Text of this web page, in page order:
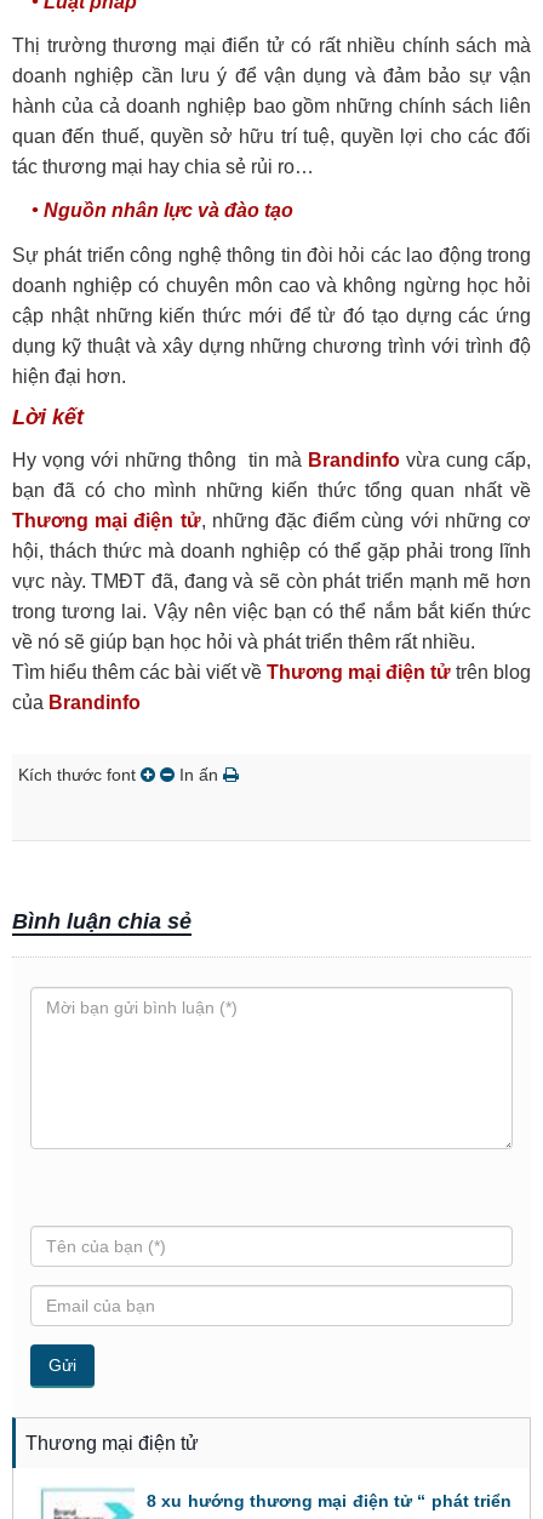
Thị trường thương mại điển tử có rất nhiều chính sách mà
doanh nghiệp cần lưu ý để vận dụng và đảm bảo sự vận
hành của cả doanh nghiệp bao gồm những chính sách liên
quan đến thuế, quyền sở hữu trí tuệ, quyền lợi cho các đối
tác thương mại hay chia sẻ rủi ro…
• Nguồn nhân lực và đào tạo
Sự phát triển công nghệ thông tin đòi hỏi các lao động trong
doanh nghiệp có chuyên môn cao và không ngừng học hỏi
cập nhật những kiến thức mới để từ đó tạo dựng các ứng
dụng kỹ thuật và xây dựng những chương trình với trình độ
hiện đại hơn.
Lời kết
Hy vọng với những thông tin mà Brandinfo vừa cung cấp,
bạn đã có cho mình những kiến thức tổng quan nhất về
Thương mại điện tử, những đặc điểm cùng với những cơ
hội, thách thức mà doanh nghiệp có thể gặp phải trong lĩnh
vực này. TMĐT đã, đang và sẽ còn phát triển mạnh mẽ hơn
trong tương lai. Vậy nên việc bạn có thể nắm bắt kiến thức
về nó sẽ giúp bạn học hỏi và phát triển thêm rất nhiều.
Tìm hiểu thêm các bài viết về Thương mại điện tử trên blog
của Brandinfo
Kích thước font In ấn
Bình luận chia sẻ
Thương mại điện tử
8 xu hướng thương mại điện tử “ phát triển